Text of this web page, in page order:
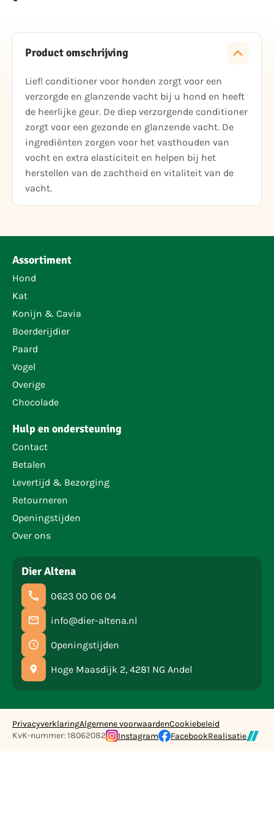
Product omschrijving
Lief! conditioner voor honden zorgt voor een
verzorgde en glanzende vacht bij u hond en heeft
de heerlijke geur. De diep verzorgende conditioner
zorgt voor een gezonde en glanzende vacht. De
ingrediënten zorgen voor het vasthouden van
vocht en extra elasticiteit en helpen bij het
herstellen van de zachtheid en vitaliteit van de
vacht.
Assortiment
Hond
Kat
Konijn & Cavia
Boerderijdier
Paard
Vogel
Overige
Chocolade
Hulp en ondersteuning
Contact
Betalen
Levertijd & Bezorging
Retourneren
Openingstijden
Over ons
Dier Altena
0623 00 06 04
info@dier-altena.nl
Openingstijden
Hoge Maasdijk 2, 4281 NG Andel
PrivacyverklaringAlgemene voorwaardenCookiebeleid
KvK-nummer: 18062082
Instagram FacebookRealisatie